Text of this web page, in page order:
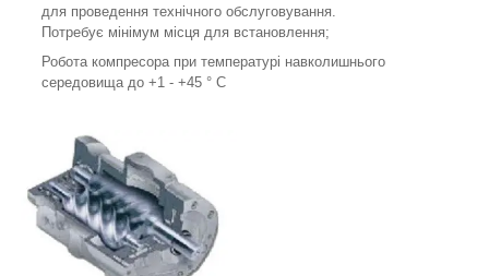
для проведення технічного обслуговування.
Потребує мінімум місця для встановлення;
Робота компресора при температурі навколишнього
середовища до +1 - +45 ° C